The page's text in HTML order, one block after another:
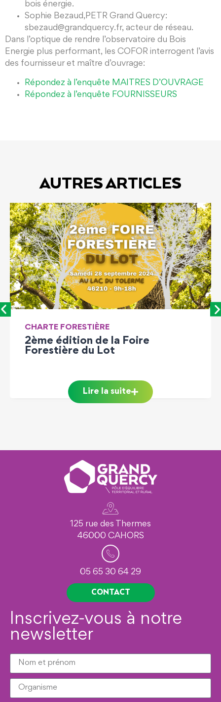
bois énergie.
Sophie Bezaud,PETR Grand Quercy:
sbezaud@grandquercy.fr, acteur de réseau.
Dans l’optique de rendre l’observatoire du Bois
Energie plus performant, les COFOR interrogent l’avis
des fournisseur et maître d’ouvrage:
Répondez à l’enquête MAITRES D’OUVRAGE
Répondez à l’enquête FOURNISSEURS
AUTRES ARTICLES
LEADER
Animation territoriale du
vignoble : une mobilisation
Lire la suite
125 rue des Thermes
46000 CAHORS
05 65 30 64 29
CONTACT
Inscrivez-vous à notre
newsletter